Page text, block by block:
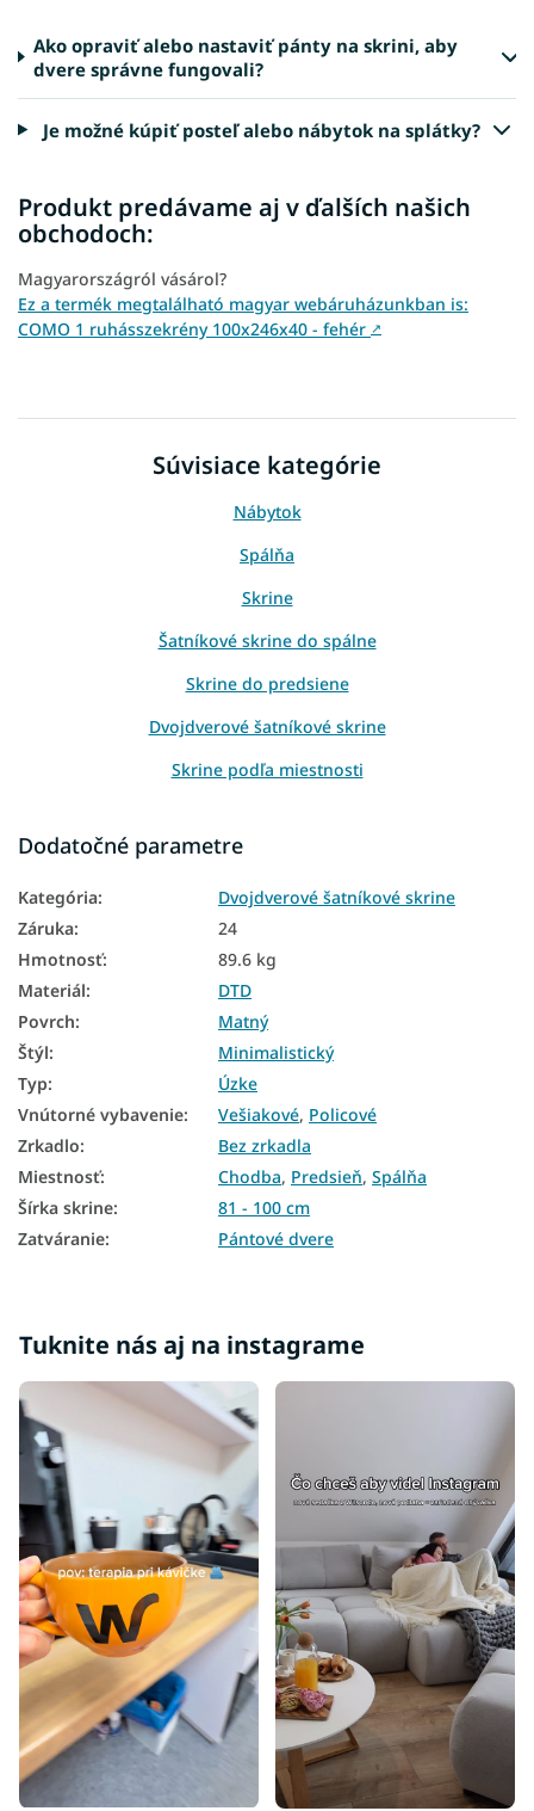
Ako opraviť alebo nastaviť pánty na skrini, aby
dvere správne fungovali?
Je možné kúpiť posteľ alebo nábytok na splátky?
Produkt predávame aj v ďalších našich
obchodoch:
Magyarországról vásárol?
Ez a termék megtalálható magyar webáruházunkban is:
COMO 1 ruhásszekrény 100x246x40 - fehér ↗
Súvisiace kategórie
Nábytok
Spálňa
Skrine
Šatníkové skrine do spálne
Skrine do predsiene
Dvojdverové šatníkové skrine
Skrine podľa miestnosti
Skrine podľa výšky
Skrine podľa materiálu
Skrine podľa farby
Skrine podľa štýlu
Skrine podľa typu
Lacné skrine
Úzke šatníkové skrine
Policové skrine
Šatníkové skrine s klasickým zatváraním
Skrine do spálne
Úzke skrine
Dodatočné parametre
Kategória:
Dvojdverové šatníkové skrine
Záruka:
24
Hmotnosť:
89.6 kg
Materiál:
DTD
Povrch:
Matný
Štýl:
Minimalistický
Typ:
Úzke
Vnútorné vybavenie: Vešiakové, Policové
Zrkadlo:
Bez zrkadla
Miestnosť: Chodba, Predsieň, Spálňa
Šírka skrine:
81 - 100 cm
Zatváranie: Pántové dvere
Tuknite nás aj na instagrame